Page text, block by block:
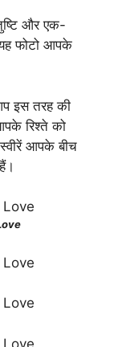
और एक-
फोटो आपके
इस तरह की
रिश्ते को
आपके बीच